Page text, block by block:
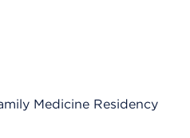
Medicine Residency